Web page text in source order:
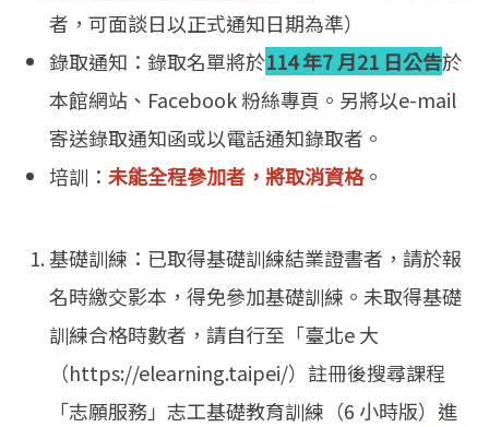
者，可面談日以正式通知日期為準）
錄取通知：錄取名單將於114 年7 月21 日公告於
本館網站、Facebook 粉絲專頁。另將以e-mail
寄送錄取通知函或以電話通知錄取者。
培訓： 未能全程參加者，將取消資格。
基礎訓練：已取得基礎訓練結業證書者，請於報
名時繳交影本，得免參加基礎訓練。未取得基礎
訓練合格時數者，請自行至「臺北e 大
（https://elearning.taipei/）註冊後搜尋課程
「志願服務」志工基礎教育訓練（6 小時版）進